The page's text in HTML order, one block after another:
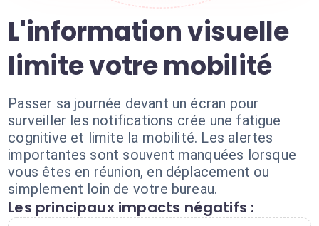
L'information visuelle
limite votre mobilité
Passer sa journée devant un écran pour
surveiller les notifications crée une fatigue
cognitive et limite la mobilité. Les alertes
importantes sont souvent manquées lorsque
vous êtes en réunion, en déplacement ou
simplement loin de votre bureau.
Les principaux impacts négatifs :